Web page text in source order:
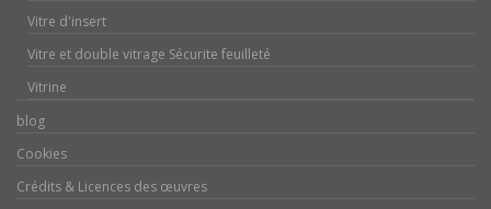
Vitre d'insert
Vitre et double vitrage Sécurite feuilleté
Vitrine
blog
Cookies
Crédits & Licences des œuvres